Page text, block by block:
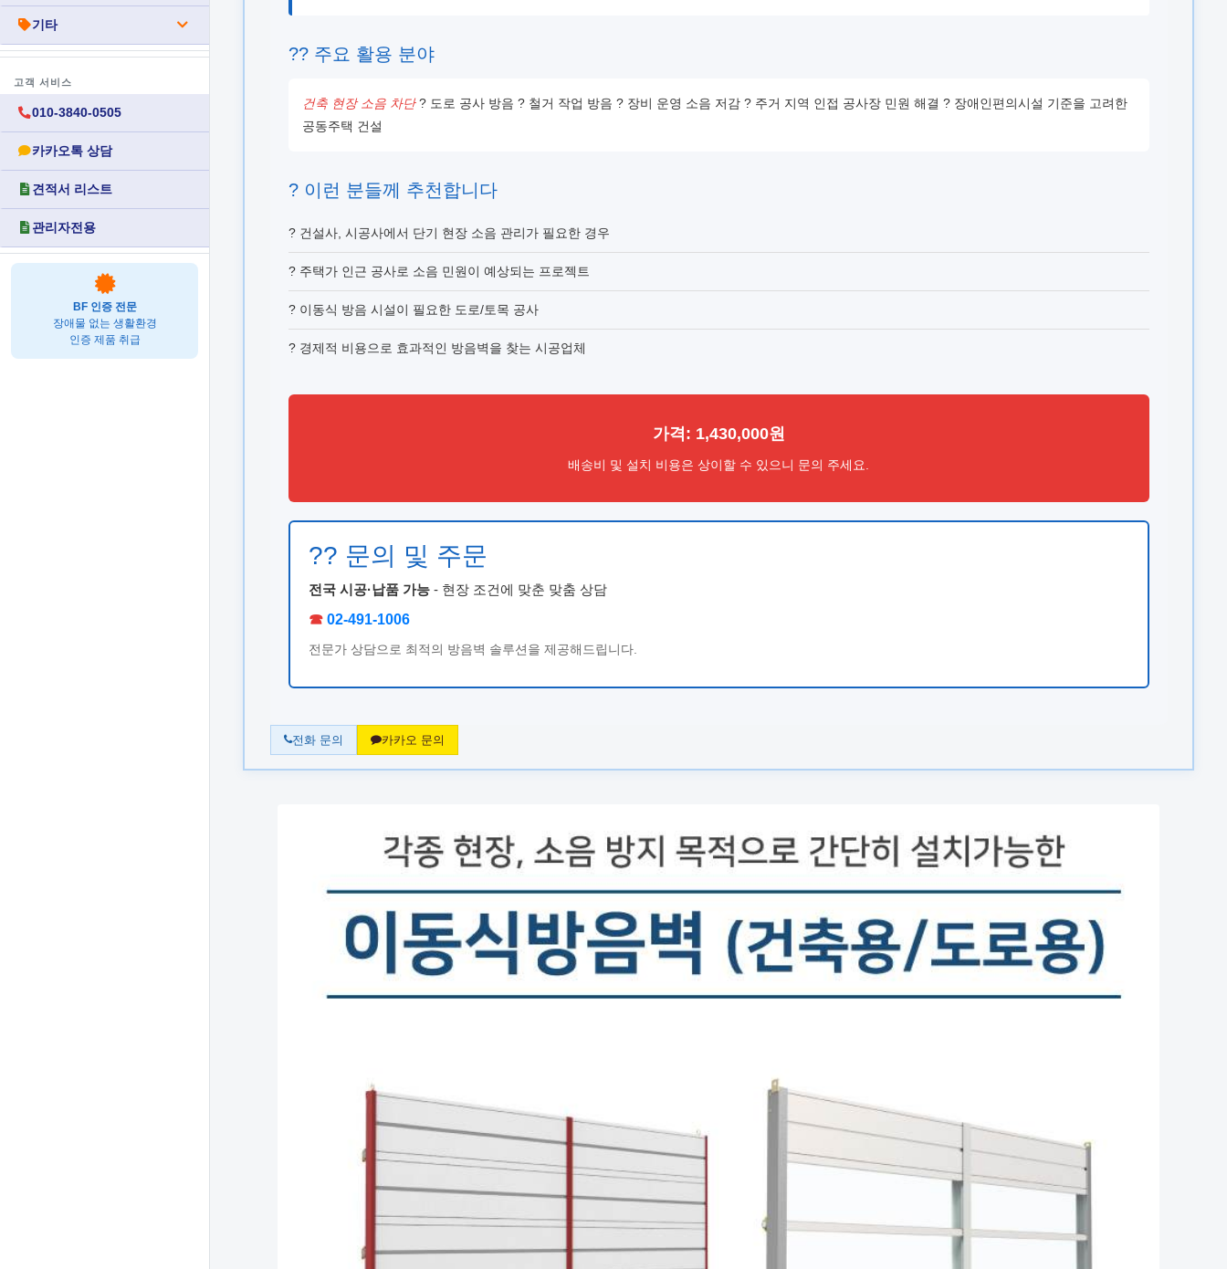
기타
고객 서비스
010-3840-0505
카카오톡 상담
견적서 리스트
관리자전용
BF 인증 전문
장애물 없는 생활환경
인증 제품 취급
?? 주요 활용 분야
건축 현장 소음 차단? 도로 공사 방음 ? 철거 작업 방음 ? 장비 운영 소음 저감 ? 주거 지역 인접 공사장 민원 해결 ? 장애인편의시설 기준을 고려한
공동주택 건설
? 이런 분들께 추천합니다
? 건설사, 시공사에서 단기 현장 소음 관리가 필요한 경우
? 주택가 인근 공사로 소음 민원이 예상되는 프로젝트
? 이동식 방음 시설이 필요한 도로/토목 공사
? 경제적 비용으로 효과적인 방음벽을 찾는 시공업체
가격: 1,430,000원
배송비 및 설치 비용은 상이할 수 있으니 문의 주세요.
?? 문의 및 주문
전국 시공·납품 가능- 현장 조건에 맞춘 맞춤 상담
☎ 02-491-1006
전문가 상담으로 최적의 방음벽 솔루션을 제공해드립니다.
전화 문의 카카오 문의